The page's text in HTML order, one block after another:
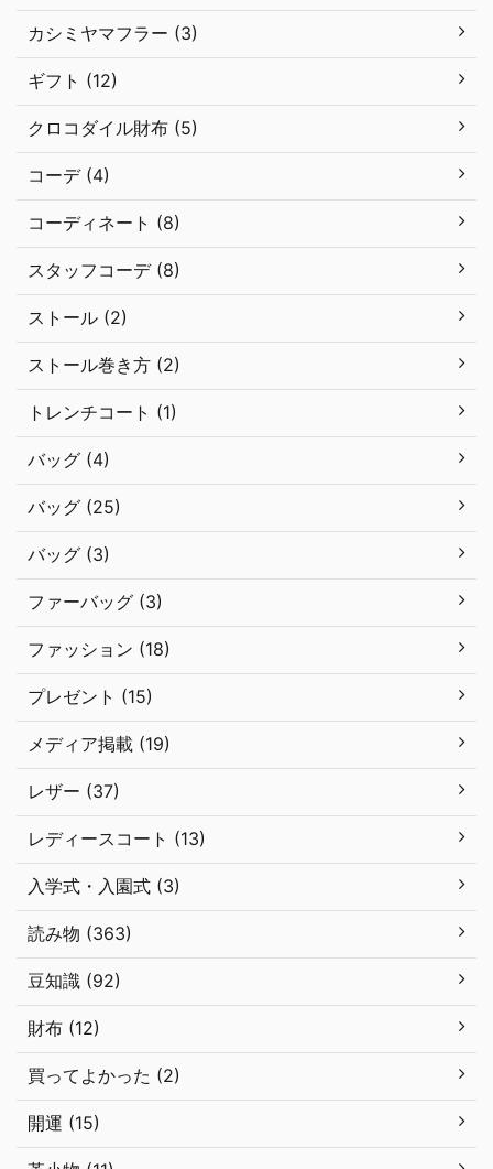
カシミヤマフラー (3)
ギフト (12)
クロコダイル財布 (5)
コーデ (4)
コーディネート (8)
スタッフコーデ (8)
ストール (2)
ストール巻き方 (2)
トレンチコート (1)
バッグ (4)
バッグ (25)
バッグ (3)
ファーバッグ (3)
ファッション (18)
プレゼント (15)
メディア掲載 (19)
レザー (37)
レディースコート (13)
入学式・入園式 (3)
読み物 (363)
豆知識 (92)
財布 (12)
買ってよかった (2)
開運 (15)